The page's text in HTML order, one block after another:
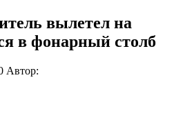
вылетел на
в фонарный столб
Автор: